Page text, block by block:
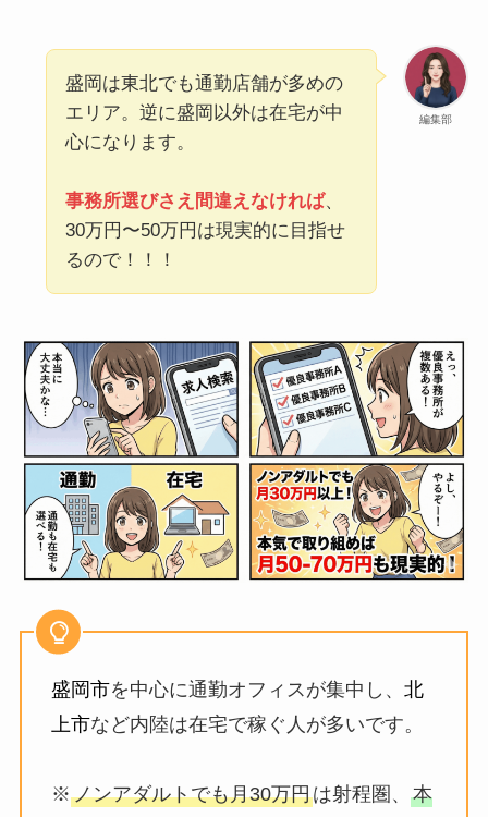
編集部
盛岡は東北でも通勤店舗が多めの
エリア。逆に盛岡以外は在宅が中
心になります。
事務所選びさえ間違えなければ、
30万円〜50万円は現実的に目指せ
るので！！！
盛岡市を中心に通勤オフィスが集中し、 北
上市など内陸は在宅で稼ぐ人が多いです。
※ノンアダルトでも月30万円は射程圏、 本